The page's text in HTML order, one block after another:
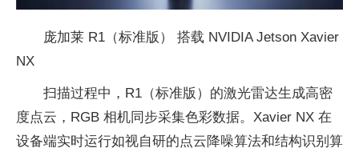
庞加莱 R1（标准版） 搭载 NVIDIA Jetson Xavier
NX
扫描过程中，R1（标准版）的激光雷达生成高密
度点云，RGB 相机同步采集色彩数据。Xavier NX 在
设备端实时运行如视自研的点云降噪算法和结构识别算